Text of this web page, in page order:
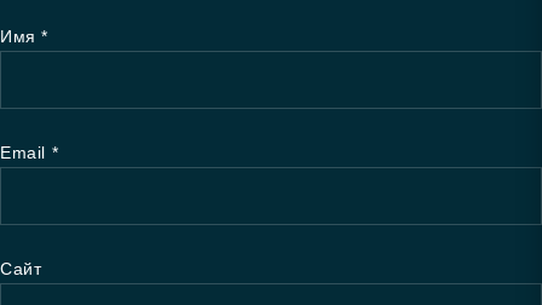
Имя*
Email *
Сайт